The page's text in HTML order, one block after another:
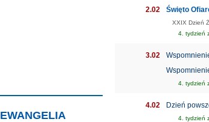
2.02 Święto
XXIX Dzień
4. tydzień
3.02
4. tydzień
4.02 Dzień
4. tydzień
EWANGELIA